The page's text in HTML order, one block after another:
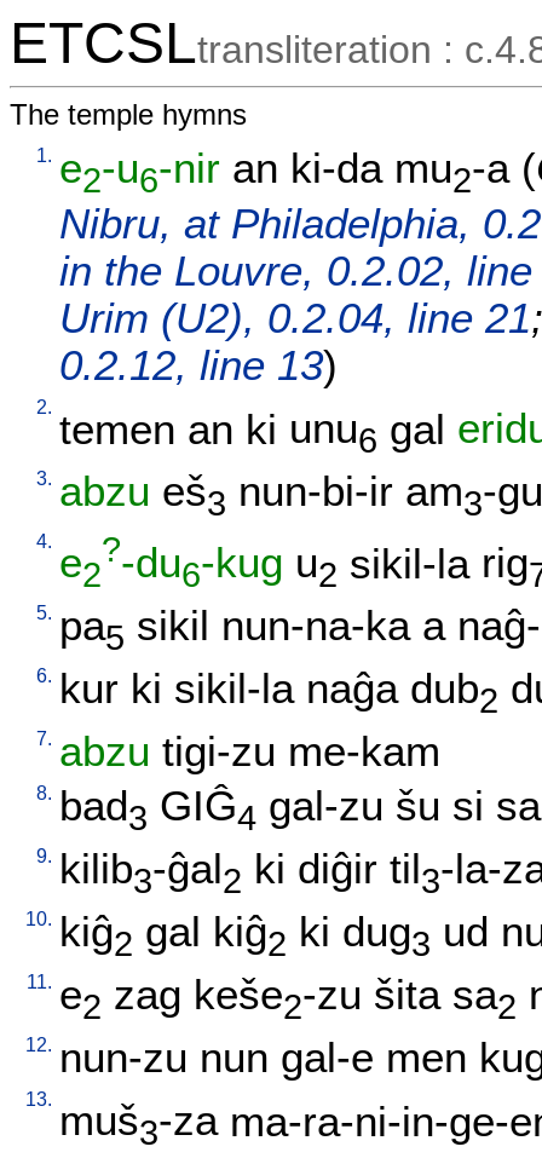
ETCSLtransliteration :
The temple hymns
1. e2-u6-nir an ki-da mu2-a(
Nibru, at Philadelphia,
in the Louvre, 0.2.02, line
Urim (U2), 0.2.04, line 21
0.2.12, line 13)
2. temen an ki unu6 gal
3. abzu eš3 nun-bi-ir am3-
4. e2
?-du6-kug u2 sikil-la rig
5. pa5 sikil nun-na-ka a
6. kur ki sikil-la naĝa dub2
7. abzu tigi-zu me-kam
8. bad3 GIĜ4 gal-zu šu si sa
9. kilib3-ĝal2 ki diĝir til3-la-
10. kiĝ2 gal kiĝ2 ki dug3 ud
11. e2 zag keše2-zu šita sa2
12. nun-zu nun gal-e men
13. muš3-za ma-ra-ni-in-ge-